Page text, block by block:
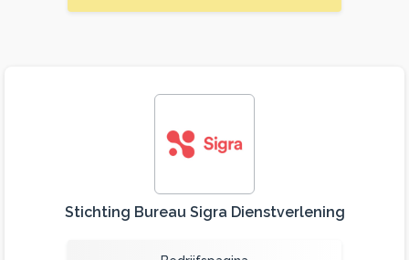
Stichting Bureau Sigra Dienstverlening